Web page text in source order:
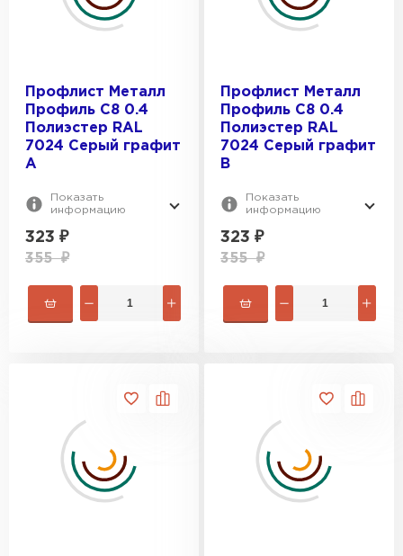
Профлист Металл
Профиль C8 0.4
Полиэстер RAL
7024 Серый графит
A
Показать
информацию
323 ₽
355₽
Профлист Металл
Профиль C8 0.4
Полиэстер RAL
7024 Серый графит
B
Показать
информацию
323 ₽
355₽